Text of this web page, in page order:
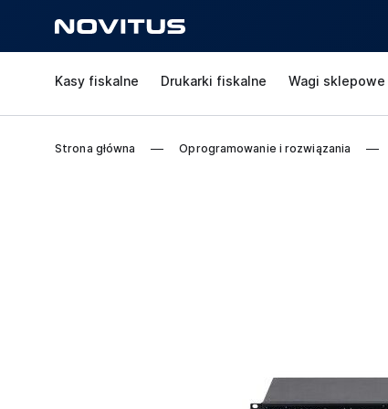
Kasy fiskalne Drukarki fiskalne Wagi sklepowe
Strona główna Oprogramowanie i rozwiązania